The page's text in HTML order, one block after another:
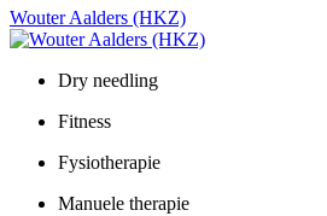
Wouter Aalders (HKZ)
Dry needling
Fitness
Fysiotherapie
Manuele therapie